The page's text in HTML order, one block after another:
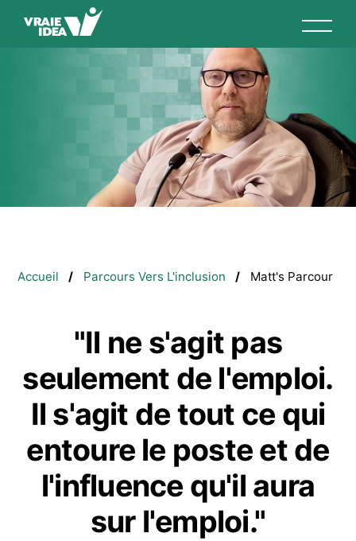
d'Ariane
Accueil Parcours Vers L'inclusion Matt's Parcour
"Il ne s'agit pas
seulement de l'emploi.
Il s'agit de tout ce qui
entoure le poste et de
l'influence qu'il aura
sur l'emploi."